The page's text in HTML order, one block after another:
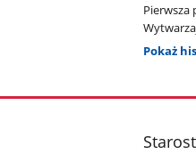
Pierwsza
Pokaż
stopka